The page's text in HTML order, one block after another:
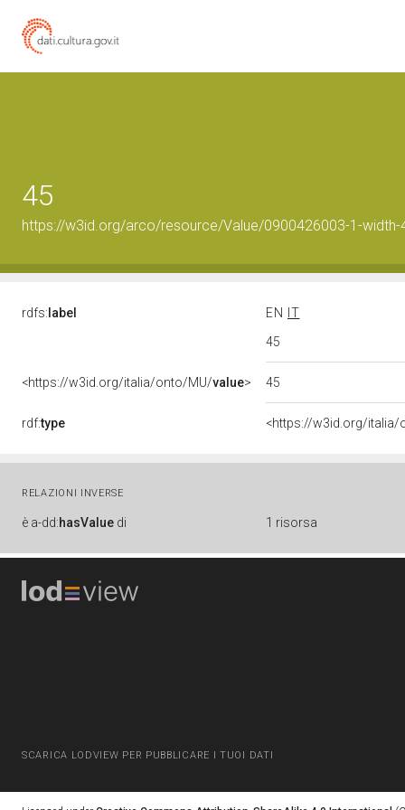
45
https://w3id.org/arco/resource/Value/0900426003-1-width-
rdfs: label EN
IT
45
<https://w3id.org/italia/onto/MU/value> 45
rdf:type <https://w3id.org/italia/
RELAZIONI INVERSE
è a-dd:hasValue di 1 risorsa
SCARICA LODVIEW PER PUBBLICARE I TUOI DATI